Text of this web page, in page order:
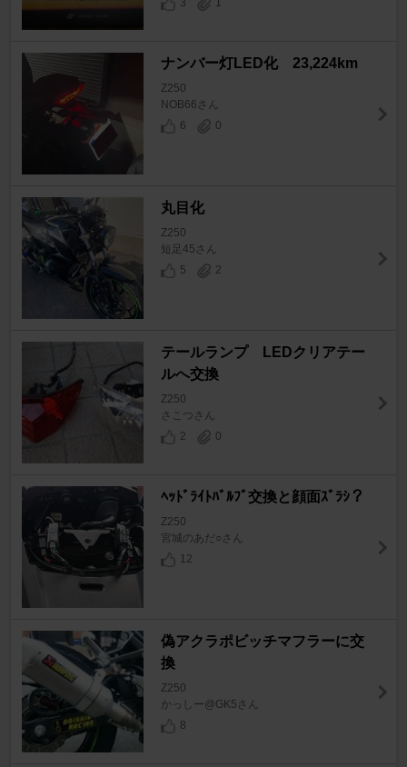
3
1
ナンバー灯LED化 23,224km
Z250
NOB66さん
6
0
丸目化
Z250
短足45さん
5
2
テールランプ LEDクリアテー
ルへ交換
Z250
さこつさん
2
0
ﾍｯﾄﾞﾗｲﾄﾊﾞﾙﾌﾞ交換と顔面ｽﾞﾗｼ？
Z250
宮城のあだ○さん
12
偽アクラポビッチマフラーに交
換
Z250
かっしー@GK5さん
8